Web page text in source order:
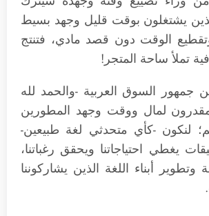
يشتغلون بوقت قليل وجهد بسيط
الوقت دون قصد مادي، فتنتج
تملأ ساحة المتجر!
جمهور السوق العربية -والحمد لله
لمال ووقت وجهد المطورين
لنكون -كأي متحدثي لغة طبيعين-
يغطي احتياجاتنا ويحقق رغباتنا،
أبناء اللغة الذين يشاركوننا